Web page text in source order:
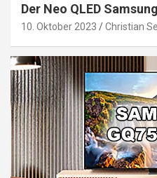
Der Neo QLED
10. Oktober 2023 Christian